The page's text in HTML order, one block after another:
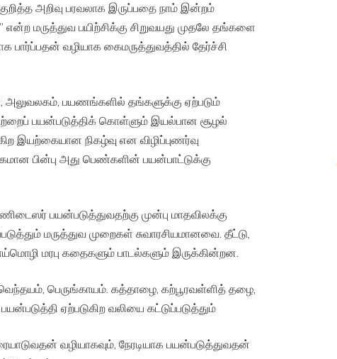
அறிவு பரவலாக இருப்பதை நாம் இன்றம்
மருத்துவ பயிற்சிக்கு சிறுவயது முதலே தங்களை
பார்ப்பதன் வழியாக கைமருத்துவத்தில் தேர்ச்சி
பயணங்களில் தங்களுக்கு ஏற்படும்
பயன்படுத்திக் கொள்ளும் இயல்பான சூழல்
இயற்கையான நிகழ்வு என விழிப்புணர்வு
பின்பு அது பெண்களின் பயன்பாட்டுக்கு
பயன்படுத்துவதற்கு முன்பு மாதவிலக்கு
மருத்துவ முறைகள் சுவாரசியமானவை. தீட்டு,
மரபு கதைகளும் பாடல்களும் இருக்கின்றன.
பெருங்காயம். கத்தாழை, கற்பூரவள்ளித் தழை,
ஏற்படுகிற வலியை கட்டுப்படுத்தும்
வழியாகவும், நேரடியாக பயன்படுத்துவதன்